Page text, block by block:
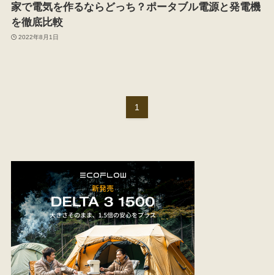
家で電気を作るならどっち？ポータブル電源と発電機
を徹底比較
2022年8月1日
1